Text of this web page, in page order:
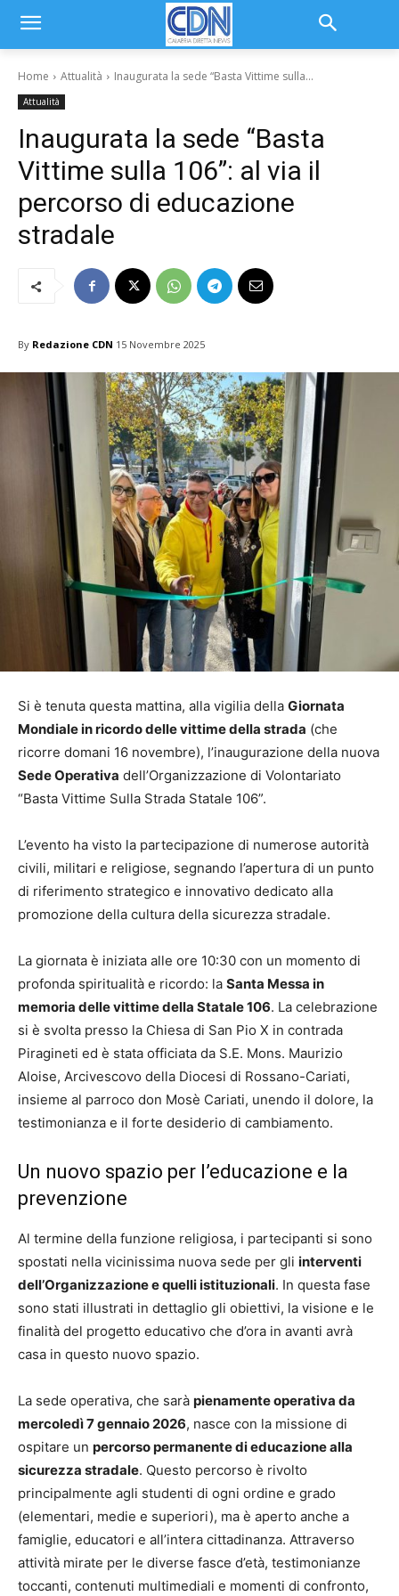
Home Attualità Inaugurata la sede “Basta Vittime sulla...
Attualità
Inaugurata la sede “Basta
Vittime sulla 106”: al via il
percorso di educazione
stradale
By Redazione CDN 15 Novembre 2025
Si è tenuta questa mattina, alla vigilia della Giornata
Mondiale in ricordo delle vittime della strada (che
ricorre domani 16 novembre), l’inaugurazione della nuova
Sede Operativa dell’Organizzazione di Volontariato
“Basta Vittime Sulla Strada Statale 106”.
L’evento ha visto la partecipazione di numerose autorità
civili, militari e religiose, segnando l’apertura di un punto
di riferimento strategico e innovativo dedicato alla
promozione della cultura della sicurezza stradale.
La giornata è iniziata alle ore 10:30 con un momento di
profonda spiritualità e ricordo: la Santa Messa in
memoria delle vittime della Statale 106. La celebrazione
si è svolta presso la Chiesa di San Pio X in contrada
Piragineti ed è stata officiata da S.E. Mons. Maurizio
Aloise, Arcivescovo della Diocesi di Rossano-Cariati,
insieme al parroco don Mosè Cariati, unendo il dolore, la
testimonianza e il forte desiderio di cambiamento.
Un nuovo spazio per l’educazione e la
prevenzione
Al termine della funzione religiosa, i partecipanti si sono
spostati nella vicinissima nuova sede per gli interventi
dell’Organizzazione e quelli istituzionali. In questa fase
sono stati illustrati in dettaglio gli obiettivi, la visione e le
finalità del progetto educativo che d’ora in avanti avrà
casa in questo nuovo spazio.
La sede operativa, che sarà pienamente operativa da
mercoledì 7 gennaio 2026, nasce con la missione di
ospitare un percorso permanente di educazione alla
sicurezza stradale. Questo percorso è rivolto
principalmente agli studenti di ogni ordine e grado
(elementari, medie e superiori), ma è aperto anche a
famiglie, educatori e all’intera cittadinanza. Attraverso
attività mirate per le diverse fasce d’età, testimonianze
toccanti, contenuti multimediali e momenti di confronto,